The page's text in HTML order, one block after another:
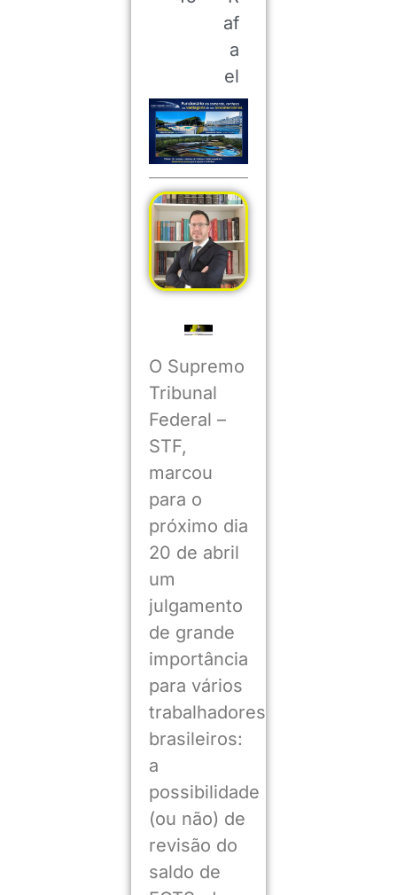
af
a
el
O Supremo
Tribunal
Federal –
STF,
marcou
para o
próximo dia
20 de abril
um
julgamento
de grande
importância
para vários
trabalhadores
brasileiros:
a
possibilidade
(ou não) de
revisão do
saldo de